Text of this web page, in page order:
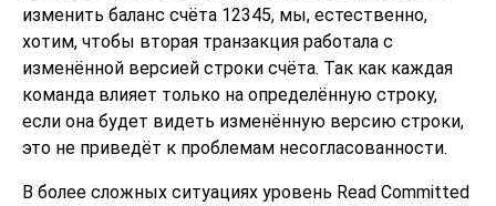
изменить баланс счёта 12345, мы, естественно,
хотим, чтобы вторая транзакция работала с
изменённой версией строки счёта. Так как каждая
команда влияет только на определённую строку,
если она будет видеть изменённую версию строки,
это не приведёт к проблемам несогласованности.
В более сложных ситуациях уровень Read Committed